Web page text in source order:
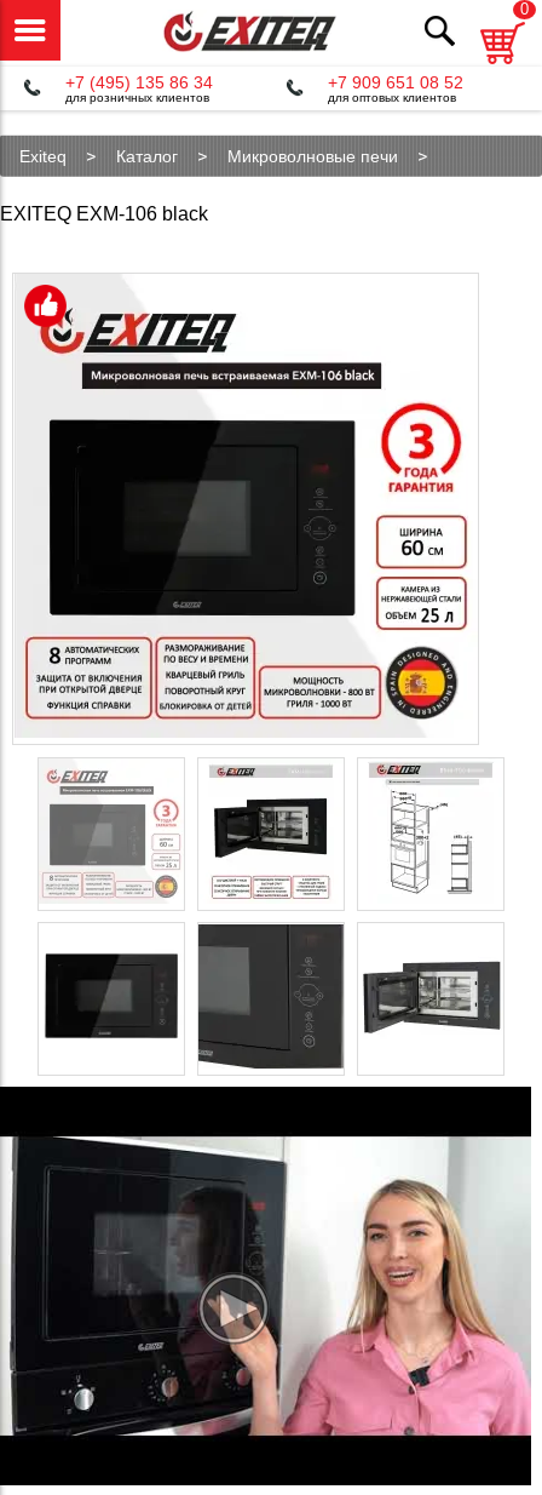
0
+7 (495) 135 86 34
для розничных клиентов
+7 909 651 08 52
для оптовых клиентов
Exiteq Каталог
Микроволновые печи
EXITEQ EXM-106 black